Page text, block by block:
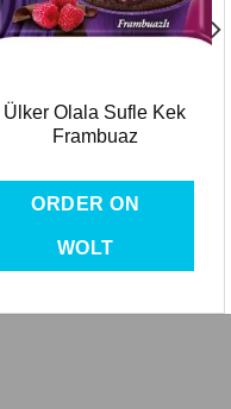
Ülker Olala Sufle Kek
Frambuaz
ORDER ON
WOLT